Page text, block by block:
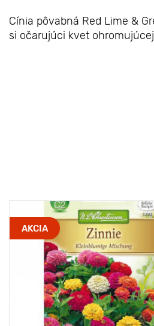
Cínia pôvabná Red Lime &
si očarujúci kvet
AKCIA